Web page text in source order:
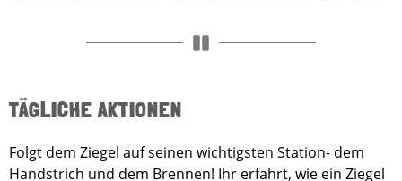
TÄGLICHE AKTIONEN
Folgt dem Ziegel auf seinen wichtigsten Station- dem
Handstrich und dem Brennen! Ihr erfahrt, wie ein Ziegel